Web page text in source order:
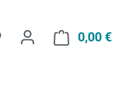
Du hast 0 Produkte auf
0,00 €